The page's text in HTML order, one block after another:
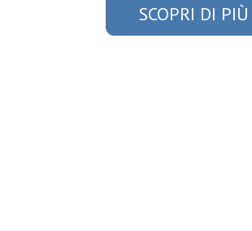
SCOPRI DI PIÙ